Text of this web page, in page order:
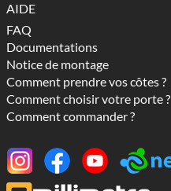
AIDE
FAQ
Documentations
Notice de montage
Comment prendre vos côtes ?
Comment choisir votre porte ?
Comment commander ?